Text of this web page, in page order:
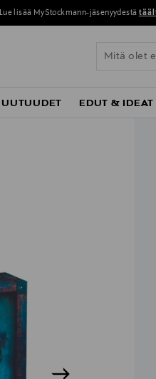
Lue lisää MyStockmann-jäsenyydestä
UUTUUDET EDUT & IDEAT